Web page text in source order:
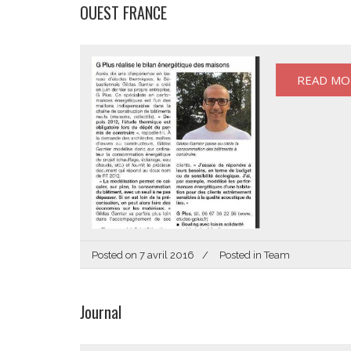
OUEST FRANCE
READ
Posted on 7 avril 2016 Posted inTeam
Journal